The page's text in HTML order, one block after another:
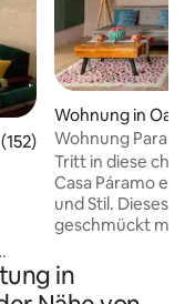
Bewertung:
Wohnung in
Wohnung
Internet/Design/
Tritt in diese
Casa Páramo
und Stil. Dieses
geschmückt mit
fühlst. In der Nähe der Innenstadt(10
Autominuten
in